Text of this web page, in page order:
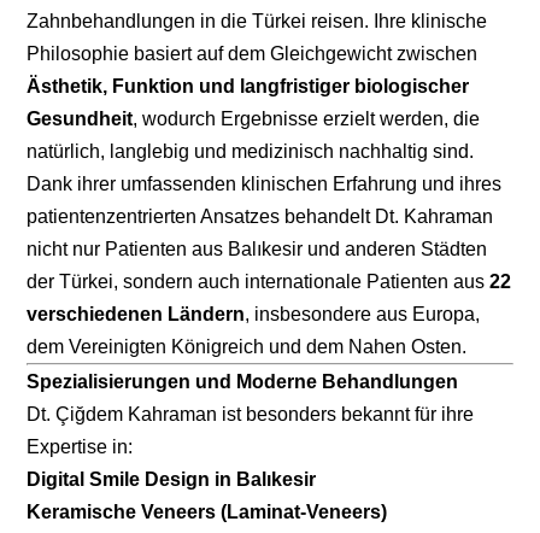
Zahnbehandlungen in die Türkei reisen. Ihre klinische
Philosophie basiert auf dem Gleichgewicht zwischen
Ästhetik, Funktion und langfristiger biologischer
Gesundheit, wodurch Ergebnisse erzielt werden, die
natürlich, langlebig und medizinisch nachhaltig sind.
Dank ihrer umfassenden klinischen Erfahrung und ihres
patientenzentrierten Ansatzes behandelt Dt. Kahraman
nicht nur Patienten aus Balıkesir und anderen Städten
der Türkei, sondern auch internationale Patienten aus22
verschiedenen Ländern, insbesondere aus Europa,
dem Vereinigten Königreich und dem Nahen Osten.
Spezialisierungen und Moderne Behandlungen
Dt. Çiğdem Kahraman ist besonders bekannt für ihre
Expertise in:
Digital Smile Design in Balıkesir
Keramische Veneers (Laminat-Veneers)